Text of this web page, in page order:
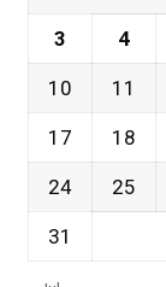
3 4
10 11
17 18
24 25
31